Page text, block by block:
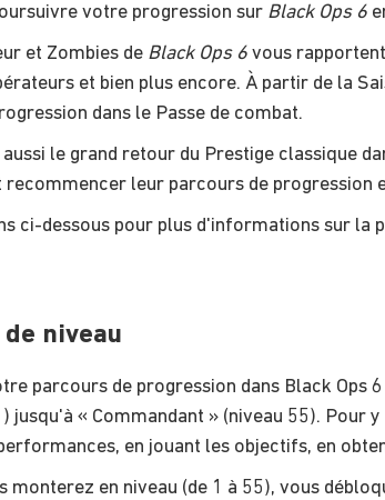
votre progression sur Black Ops 6
et Zombies de Black Ops 6 vous
et bien plus encore. À partir de la
dans le Passe de combat.
le grand retour du Prestige classique
leur parcours de progression
ci-dessous pour plus d'informations sur la
niveau
parcours de progression dans Black Ops
jusqu'à « Commandant » (niveau 55). Pour
en jouant les objectifs, en
monterez en niveau (de 1 à 55), vous